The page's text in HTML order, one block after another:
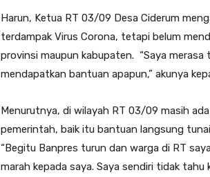
Harun, Ketua RT 03/09 Desa Ciderum
terdampak Virus Corona, tetapi belum
provinsi maupun kabupaten. “Saya
mendapatkan bantuan apapun,” akunya
Menurutnya, di wilayah RT 03/09 masih
pemerintah, baik itu bantuan langsung
“Begitu Banpres turun dan warga di RT
marah kepada saya. Saya sendiri tidak